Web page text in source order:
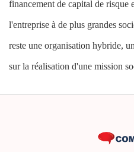
financement de capital de risque
l'entreprise à de plus grandes
reste une organisation hybride,
sur la réalisation d'une mission